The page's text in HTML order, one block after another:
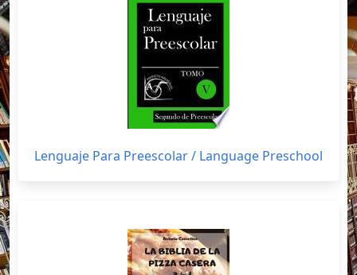
Lenguaje Para Preescolar / Language Preschool